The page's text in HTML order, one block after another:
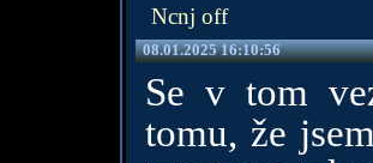
Ncnj off
08.01.2025 16:10:56
Se v tom
tomu, že